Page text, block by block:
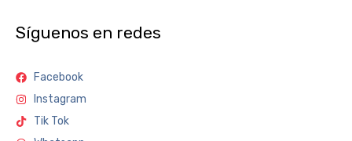
Síguenos en redes
Facebook
Instagram
Tik Tok